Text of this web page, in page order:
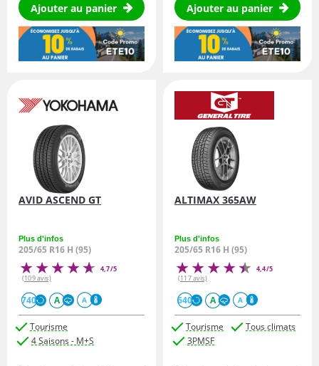
Ajouter au panier Ajouter au panier
AVID ASCEND GT
Plus d'infos
205/65 R16 H (95)
4,7/5
(109 avis)
740 A A
Tourisme
4 Saisons - M+S
ALTIMAX 365AW
Plus d'infos
205/65 R16 H (95)
4,4/5
(117 avis)
640 A A
Tourisme
Tous climats
3PMSF